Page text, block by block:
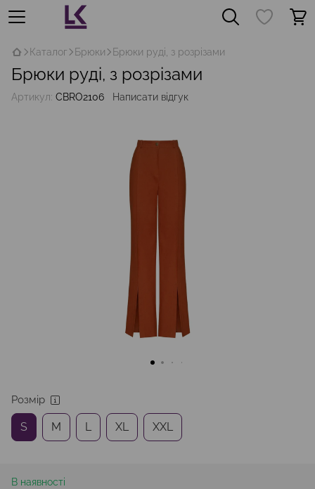
Каталог Брюки Брюки руді, з розрізами
Брюки руді, з розрізами
Артикул: CBRO2106 Написати відгук
Розмір
S M L XL XXL
В наявності